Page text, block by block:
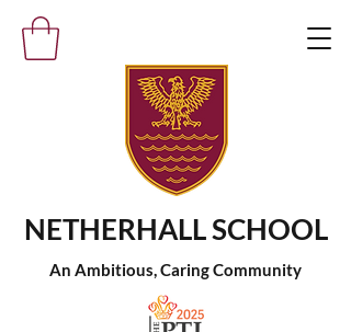
NETHERHALL SCHOOL
An Ambitious, Caring Community